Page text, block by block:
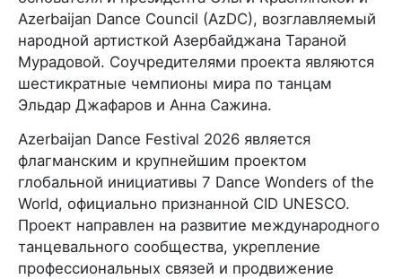
Azerbaijan Dance Council (AzDC), возглавляемый
народной артисткой Азербайджана Тараной
Мурадовой. Соучредителями проекта являются
шестикратные чемпионы мира по танцам
Эльдар Джафаров и Анна Сажина.
Azerbaijan Dance Festival 2026 является
флагманским и крупнейшим проектом
глобальной инициативы 7 Dance Wonders of the
World, официально признанной CID UNESCO.
Проект направлен на развитие международного
танцевального сообщества, укрепление
профессиональных связей и продвижение